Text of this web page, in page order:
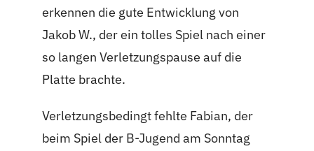
erkennen die gute Entwicklung von
Jakob W., der ein tolles Spiel nach einer
so langen Verletzungspause auf die
Platte brachte.
Verletzungsbedingt fehlte Fabian, der
beim Spiel der B-Jugend am Sonntag